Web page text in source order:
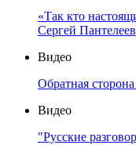
«Так кто
Сергей Пантелеев
Видео
Обратная
Видео
"Русские